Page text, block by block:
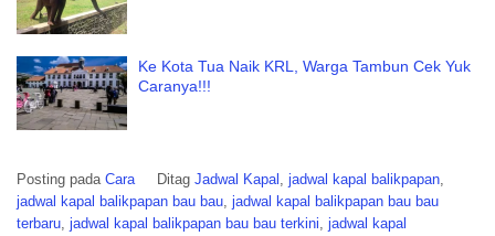
Ke Kota Tua Naik KRL, Warga Tambun Cek Yuk
Caranya!!!
Posting pada Cara Ditag Jadwal Kapal jadwal kapal balikpapan
jadwal kapal balikpapan bau bau jadwal kapal balikpapan bau bau
terbaru jadwal kapal balikpapan bau bau terkini jadwal kapal